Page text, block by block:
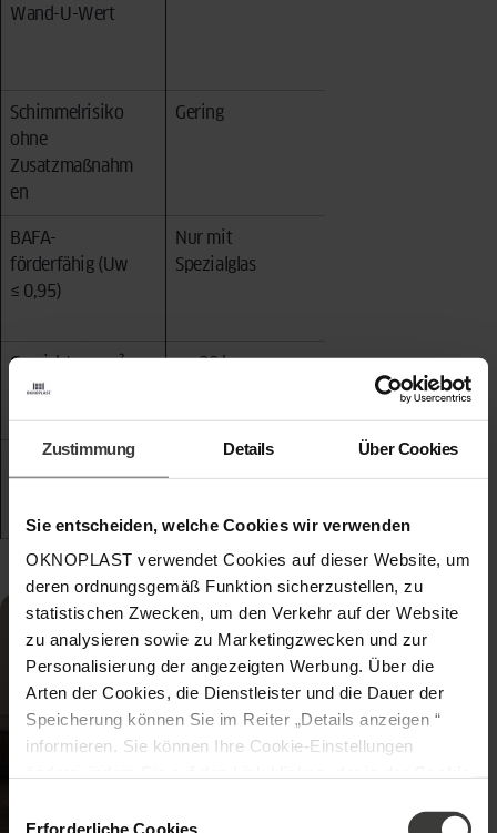
Zustimmung Details Über Cookies
Sie entscheiden, welche Cookies wir verwenden
OKNOPLAST verwendet Cookies auf dieser Website, um
deren ordnungsgemäß Funktion sicherzustellen, zu
statistischen Zwecken, um den Verkehr auf der Website
zu analysieren sowie zu Marketingzwecken und zur
Personalisierung der angezeigten Werbung. Über die
Arten der Cookies, die Dienstleister und die Dauer der
Speicherung können Sie im Reiter „Details anzeigen “
informieren. Sie können Ihre Cookie-Einstellungen
personenbezogenen Daten ist die Gesellschaft Oknoplast
Erforderliche Cookies
Wand-U-Wert
Schimmelrisiko
ohne
Zusatzmaßnahm
en
Gering
BAFA-
förderfähig (Uw
≤ 0,95)
Nur mit
Spezialglas
Gewicht pro m²
Glasfläche
ca. 20 kg
ca. 30 kg –
Rahmenstatik
prüfen
Kosten pro
Einbau)
350-550 € 450-750 €